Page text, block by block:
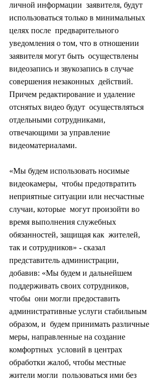
личной информации  заявителя, будут
использоваться только в минимальных
целях после  предварительного
уведомления о том, что в отношении
заявителя могут быть  осуществлены
видеозапись и звукозапись в случае
совершения незаконных  действий.
Причем редактирование и удаление
отснятых видео будут  осуществляться
отдельными сотрудниками,
отвечающими за управление
видеоматериалами.
«Мы будем использовать носимые
видеокамеры,  чтобы предотвратить
неприятные ситуации или несчастные
случаи, которые  могут произойти во
время выполнения служебных
обязанностей, защищая как  жителей,
так и сотрудников» - сказал
представитель администрации,
добавив: «Мы будем и дальнейшем
поддерживать своих сотрудников,
чтобы  они могли предоставить
административные услуги стабильным
образом, и  будем принимать различные
меры, направленные на создание
комфортных  условий в центрах
обработки жалоб, чтобы местные
жители могли  пользоваться ими без